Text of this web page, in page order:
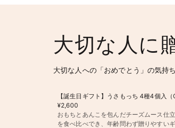
大切な人に
大切な人への「おめでとう」の気持
【誕生日ギフト】うさもっち 4種4個入（
¥2,600
おもちとあんこを包んだチーズムース仕
を食べ比べでき、年齢問わず贈りやすいギ